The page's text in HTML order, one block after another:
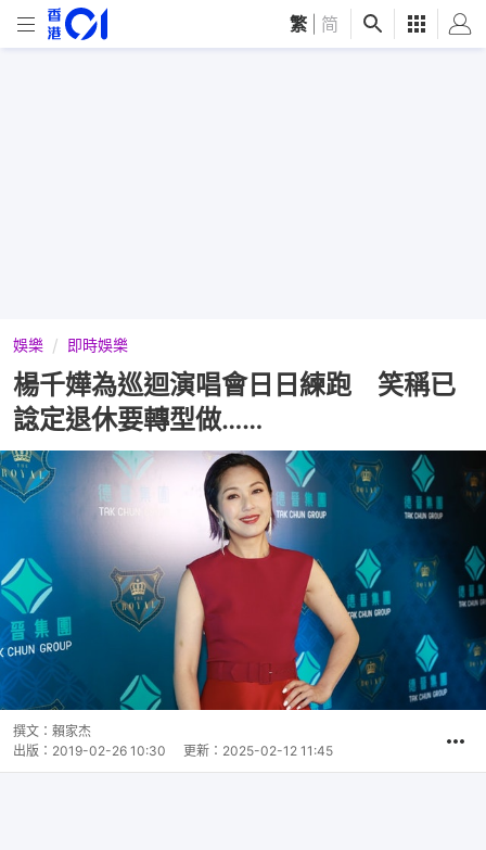
繁 简
娛樂 即時娛樂
楊千嬅為巡迴演唱會日日練跑 笑稱已
諗定退休要轉型做……
撰文： 賴家杰
出版： 2019-02-26 10:30 更新： 2025-02-12 11:45